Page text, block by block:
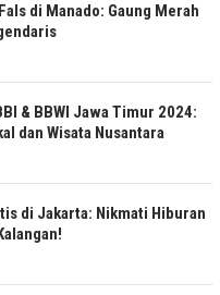
di Manado: Gaung Merah
& BBWI Jawa Timur 2024:
dan Wisata Nusantara
di Jakarta: Nikmati Hiburan